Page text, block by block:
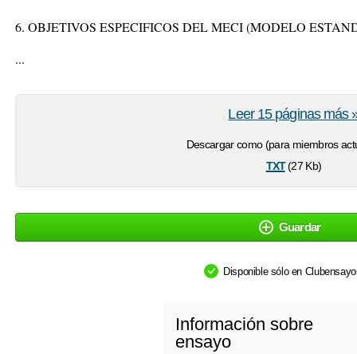
6. OBJETIVOS ESPECIFICOS DEL MECI (MODELO
...
Descargar como (para miembros
txt(27 Kb)
Leer 15 páginas más
Guardar
Disponible sólo en
Información sobre
ensayo